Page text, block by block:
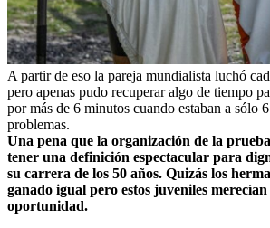
A partir de eso la pareja mundialista luchó
pero apenas pudo recuperar algo de tiempo
por más de 6 minutos cuando estaban a sólo
problemas.
Una pena que la organización de la
tener una definición espectacular para
su carrera de los 50 años. Quizás los
ganado igual pero estos juveniles merecían
oportunidad.